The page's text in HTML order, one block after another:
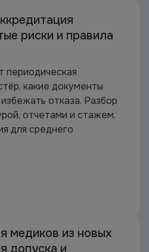
риски и правила
периодическая
какие документы
отказа. Разбор
отчетами и стажем.
для среднего
медиков из новых
допуска и